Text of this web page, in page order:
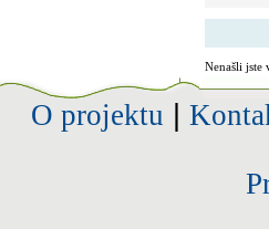
Nenašli jste
O projektu